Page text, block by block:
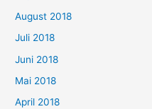
August 2018
Juli 2018
Juni 2018
Mai 2018
April 2018